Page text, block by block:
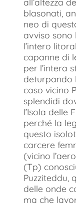
all’altezza
blasonati,
neo di
avviso sono
l’intero
capanne di
per l’intera
deturpando
caso vicino
splendidi
l’Isola delle
perché la
questo
carcere
(vicino
(Tp)
Puzziteddu,
delle onde
ma che